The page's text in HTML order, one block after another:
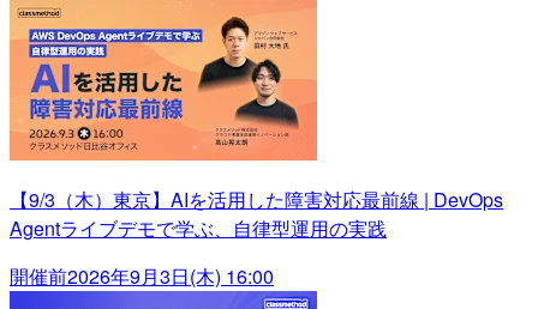
【9/3（木）東京】AIを活用した障害対応最前線 | DevOps
Agentライブデモで学ぶ、自律型運用の実践
開催前2026年9月3日(木) 16:00